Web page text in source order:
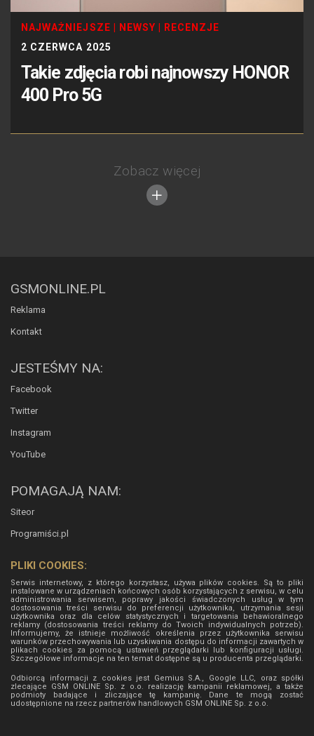
NAJWAŻNIEJSZE NEWSY
RECENZJE
2 CZERWCA 2025
Takie zdjęcia robi najnowszy HONOR
400 Pro 5G
Zobacz więcej
GSMONLINE.PL
Reklama
Kontakt
JESTEŚMY NA:
Facebook
Twitter
Instagram
YouTube
POMAGAJĄ NAM:
Siteor
Programiści.pl
PLIKI COOKIES:
Serwis internetowy, z którego korzystasz, używa plików cookies. Są to pliki
instalowane w urządzeniach końcowych osób korzystających z serwisu, w celu
administrowania serwisem, poprawy jakości świadczonych usług w tym
dostosowania treści serwisu do preferencji użytkownika, utrzymania sesji
użytkownika oraz dla celów statystycznych i targetowania behawioralnego
reklamy (dostosowania treści reklamy do Twoich indywidualnych potrzeb).
Informujemy, że istnieje możliwość określenia przez użytkownika serwisu
warunków przechowywania lub uzyskiwania dostępu do informacji zawartych w
plikach cookies za pomocą ustawień przeglądarki lub konfiguracji usługi.
Szczegółowe informacje na ten temat dostępne są u producenta przeglądarki.
Odbiorcą informacji z cookies jest Gemius S.A., Google LLC, oraz spółki
zlecające GSM ONLINE Sp. z o.o. realizację kampanii reklamowej, a także
podmioty badające i zliczające tę kampanię. Dane te mogą zostać
udostępnione na rzecz partnerów handlowych GSM ONLINE Sp. z o.o.